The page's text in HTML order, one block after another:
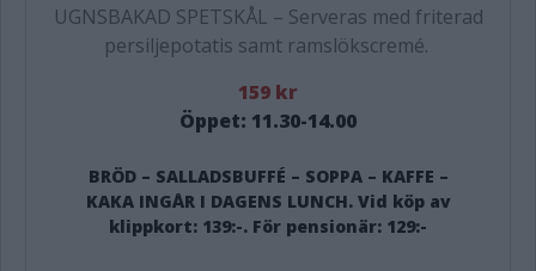
UGNSBAKAD SPETSKÅL – Serveras med friterad
persiljepotatis samt ramslökscremé.
159 kr
Öppet: 11.30-14.00
BRÖD – SALLADSBUFFÉ – SOPPA – KAFFE –
KAKA INGÅR I DAGENS LUNCH. Vid köp av
klippkort: 139:-. För pensionär: 129:-